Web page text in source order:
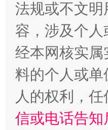
法规或不文
容，涉及个
经本网核实
料的个人或
人的权利，
信或电话告